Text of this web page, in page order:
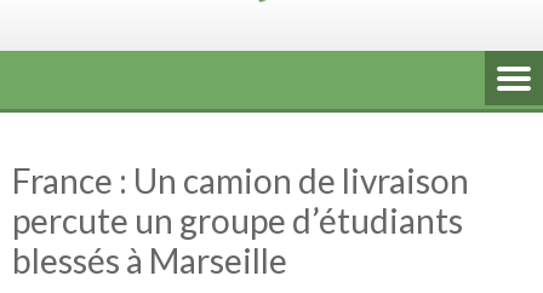
France : Un camion de livraison
percute un groupe d’étudiants
blessés à Marseille